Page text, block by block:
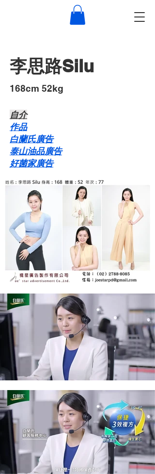
李思路Silu
168cm 52kg
自介​
作品
白蘭氏廣告
泰山油品廣告
好菌家廣告